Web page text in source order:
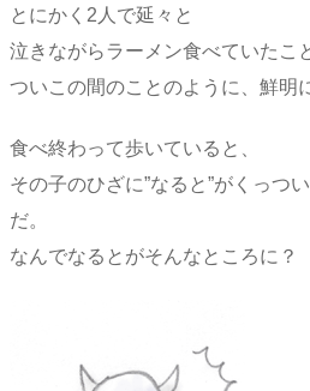
とにかく2人で延々と
泣きながらラーメン食べていたこ
ついこの間のことのように、鮮明
食べ終わって歩いていると、
その子のひざに”なると”がくっつ
だ。
なんでなるとがそんなところに？